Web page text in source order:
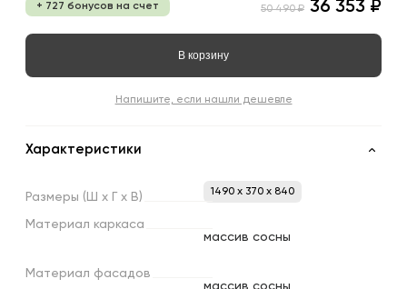
+ 727 бонусов на счет 50 490 ₽ 36 353 ₽
В корзину
Напишите, если нашли дешевле
Характеристики
Размеры (Ш х х В) 1490 x 370 x 840
Материал каркаса
массив сосны
Материал фасадов
массив сосны